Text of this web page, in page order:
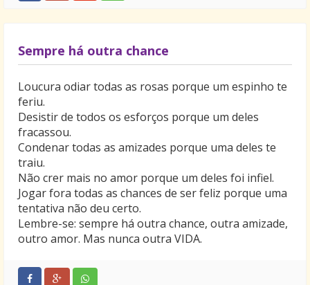
Sempre há outra chance
Loucura odiar todas as rosas porque um espinho te
feriu.
Desistir de todos os esforços porque um deles
fracassou.
Condenar todas as amizades porque uma deles te
traiu.
Não crer mais no amor porque um deles foi infiel.
Jogar fora todas as chances de ser feliz porque uma
tentativa não deu certo.
Lembre-se: sempre há outra chance, outra amizade,
outro amor. Mas nunca outra VIDA.